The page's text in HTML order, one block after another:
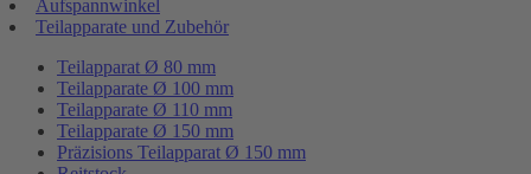
Aufspannwinkel
Teilapparate und Zubehör
Teilapparat Ø 80 mm
Teilapparate Ø 100 mm
Teilapparate Ø 110 mm
Teilapparate Ø 150 mm
Präzisions Teilapparat Ø 150 mm